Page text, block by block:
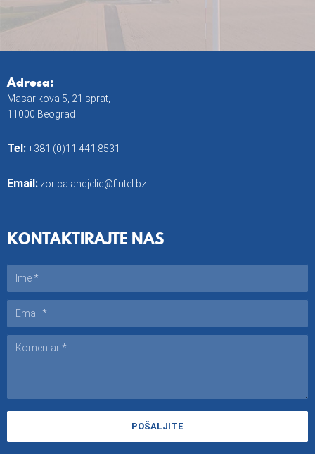
Adresa:
Masarikova 5, 21.sprat,
11000 Beograd
Tel:+381 (0)11 441 8531
Email: zorica.andjelic@fintel.bz
KONTAKTIRAJTE NAS
POŠALJITE